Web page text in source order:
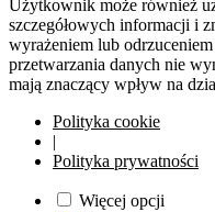
Użytkownik może również
szczegółowych informacji i
wyrażeniem lub
przetwarzania danych nie
mają znaczący wpływ na
Polityka cookie
|
Polityka prywatności
Więcej opcji